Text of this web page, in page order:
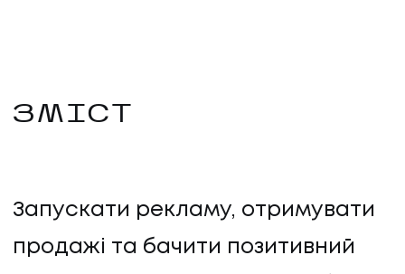
ЗМІСТ
Запускати рекламу, отримувати
продажі та бачити позитивний